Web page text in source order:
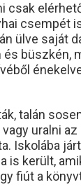
csak
csempét
ülve saját
büszkén,
talán
uralni
Iskolába
is került,
fiút a